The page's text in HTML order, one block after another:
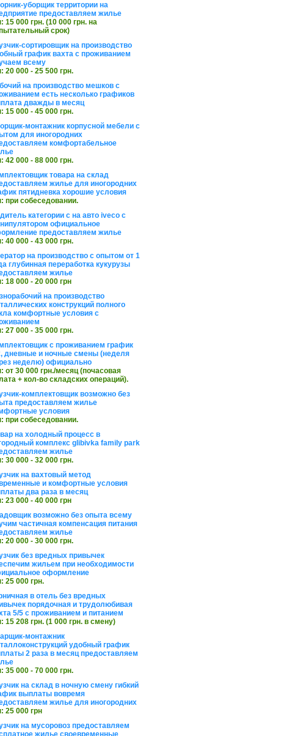
уборщик территории на
предоставляем жилье
15 000 грн. (10 000 грн. на
срок)
сортировщик на производство
график вахта с проживанием
всему
20 000 - 25 500 грн.
на производство мешков с
есть несколько графиков
дважды в месяц
15 000 - 45 000 грн.
монтажник корпусной мебели с
для иногородних
комфортабельное
42 000 - 88 000 грн.
товара на склад
жилье для иногородних
пятидневка хорошие условия
при собеседовании.
категории с на авто iveco с
официальное
предоставляем жилье
40 000 - 43 000 грн.
на производство с опытом от 1
глубинная переработка кукурузы
жилье
18 000 - 20 000 грн
на производство
конструкций полного
комфортные условия с
27 000 - 35 000 грн.
с проживанием график
дневные и ночные смены (неделя
неделю) официально
от 30 000 грн./месяц (почасовая
+ кол-во складских операций).
комплектовщик возможно без
предоставляем жилье
условия
при собеседовании.
на холодный процесс в
комплекс glibivka family park
жилье
30 000 - 32 000 грн.
на вахтовый метод
и комфортные условия
два раза в месяц
23 000 - 40 000 грн
возможно без опыта всему
частичная компенсация питания
жилье
20 000 - 30 000 грн.
без вредных привычек
жильем при необходимости
оформление
25 000 грн.
в отель без вредных
порядочная и трудолюбивая
5/5 с проживанием и питанием
15 208 грн. (1 000 грн. в смену)
монтажник
удобный график
2 раза в месяц предоставляем
35 000 - 70 000 грн.
на склад в ночную смену гибкий
выплаты вовремя
жилье для иногородних
25 000 грн
на мусоровоз предоставляем
жилье своевременные